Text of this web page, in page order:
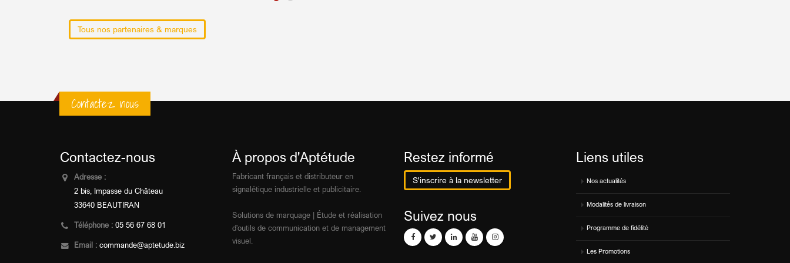
Tous nos partenaires & marques
Contactez nous
Contactez-nous
Adresse :
2 bis, Impasse du Château
33640 BEAUTIRAN
Téléphone : 05 56 67 68 01
Email : commande@aptetude.biz
À propos d'Aptétude
Fabricant français et distributeur en
signalétique industrielle et publicitaire.
Solutions de marquage | Étude et réalisation
d'outils de communication et de management
visuel.
Restez informé
S'inscrire à la newsletter
Suivez nous
Liens utiles
Nos actualités
Modalités de livraison
Programme de fidélité
Les Promotions